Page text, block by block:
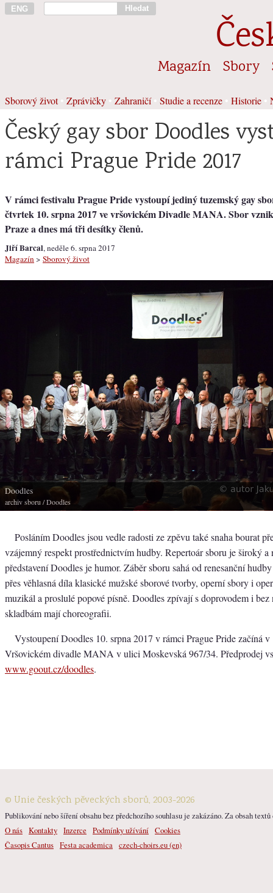
ENG Hledat
Magazín Sbory
Sborový život• Zprávičky Zahraničí• Studie a recenze Historie
Český gay sbor Doodles
rámci Prague Pride 2017
V rámci festivalu Prague Pride vystoupí jediný tuzemský gay
čtvrtek 10. srpna 2017 ve vršovickém Divadle MANA. Sbor
Praze a dnes má tři desítky členů.
Jiří Barcal, neděle 6. srpna 2017
Magazín > Sborový život
Doodles
archiv sboru / Doodles
Posláním Doodles jsou vedle radosti ze zpěvu také snaha bourat
vzájemný respekt prostřednictvím hudby. Repertoár sboru je široký a
představení Doodles je humor. Záběr sboru sahá od renesanční
přes věhlasná díla klasické mužské sborové tvorby, operní sbory i
muzikál a proslulé popové písně. Doodles zpívají s doprovodem i
skladbám mají choreografii.
Vystoupení Doodles 10. srpna 2017 v rámci Prague Pride začíná v
Vršovickém divadle MANA v ulici Moskevská 967/34. Předprodej
www.goout.cz/doodles.
© Unie českých pěveckých sborů, 2003-2026
Publikování nebo šíření obsahu bez předchozího souhlasu je zakázáno. Za obsah
O nás Kontakty Inzerce Podmínky užívání Cookies
Časopis Cantus Festa academica czech-choirs.eu (en)